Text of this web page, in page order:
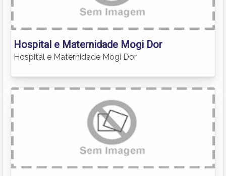
Hospital e Maternidade Mogi Dor
Hospital e Maternidade Mogi Dor